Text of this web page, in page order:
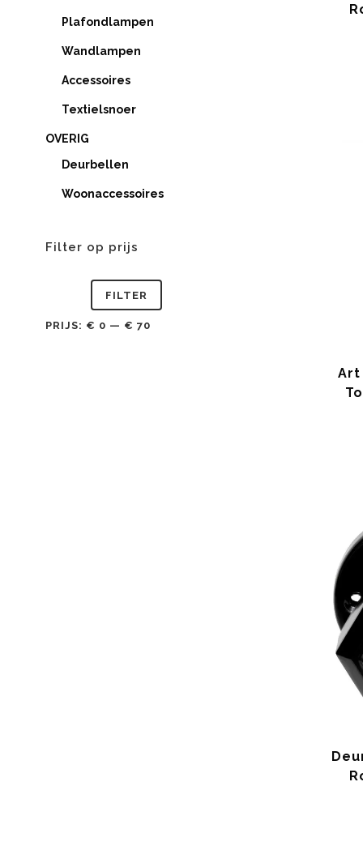
Plafondlampen
Wandlampen
Accessoires
Textielsnoer
OVERIG
Deurbellen
Woonaccessoires
Filter op prijs
FILTER
PRIJS: € 0 — € 70
Art